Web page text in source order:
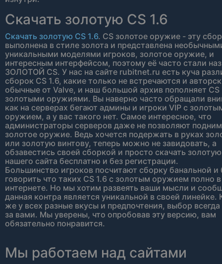
Скачать золотую CS 1.6
Скачать золотую CS 1.6. CS золотое оружие - эту
выполнена в стиле золота и представлена
уникальными моделями игроков, золотое оружие, и
интересным интерфейсом, поэтому её часто стали
ЗОЛОТОЙ CS. У нас на сайте rubitnet.ru есть куча
сборок CS 1.6, какие только не встречаются и
обычные от Valve, и наш большой архив пополняет CS
золотыми оружиями. Вы наверно часто обращали
как на серверах бегают админы и игроки VIP с
оружием, а у вас такого нет. Самое интересное, что
администраторы серверов даже не позволяют
золотое оружие. Ведь хочется подержать в руках
или золотую винтову, теперь можно не завидовать, а
обзавестись своей сборкой и просто скачать
нашего сайта бесплатно и без регистрации.
Большинство игроков посчитают сборку банальной и
говорить что таких CS 1.6 с золотым оружием полно в
интернете. Но мы хотим развеять ваши мысли и
данная контра является уникальной в своей линейке.
же у всех разные вкусы и предпочтения, выбор всегда
за вами. Мы уверены, что опробовав эту версию, вам
обязательно понравится.
Мы работаем над сайтами